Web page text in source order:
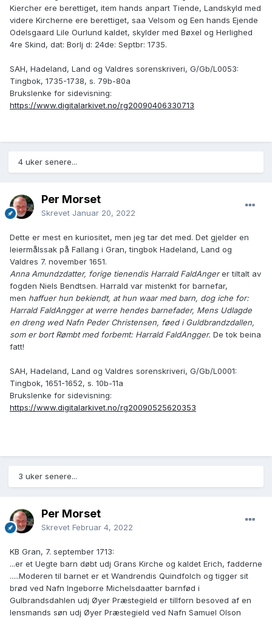
Kiercher ere berettiget, item hands anpart Tiende, Landskyld med
videre Kircherne ere berettiget, saa Velsom og Een hands Ejende
Odelsgaard Lile Ourlund kaldet, skylder med Bøxel og Herlighed
4re Skind, dat: Borlj d: 24de: Septbr: 1735.
SAH, Hadeland, Land og Valdres sorenskriveri, G/Gb/L0053:
Tingbok, 1735-1738, s. 79b-80a
Brukslenke for sidevisning:
https://www.digitalarkivet.no/rg20090406330713
4 uker senere...
Per Morset
Skrevet Januar 20, 2022
Dette er mest en kuriositet, men jeg tar det med. Det gjelder en
leiermålssak på Fallang i Gran, tingbok Hadeland, Land og
Valdres 7. november 1651.
Anna Amundzdatter, forige tienendis Harrald FaldAngerer tiltalt av
fogden Niels Bendtsen. Harrald var mistenkt for barnefar,
men haffuer hun bekiendt, at hun waar med barn, dog iche for:
Harrald FaldAngger at werre hendes barnefader, Mens Udlagde
en dreng wed Nafn Peder Christensen, føed i Guldbrandzdallen,
som er bort Rømbt med forbemt: Harrald FaldAngger. De tok beina
fatt!
SAH, Hadeland, Land og Valdres sorenskriveri, G/Gb/L0001:
Tingbok, 1651-1652, s. 10b-11a
Brukslenke for sidevisning:
https://www.digitalarkivet.no/rg20090525620353
3 uker senere...
Per Morset
Skrevet Februar 4, 2022
KB Gran, 7. september 1713:
...er et Uegte barn døbt udj Grans Kirche og kaldet Erich, fadderne
.....Moderen til barnet er et Wandrendis Quindfolch og tigger sit
brød ved Nafn Ingeborre Michelsdaatter barnfød i
Gulbrandsdahlen udj Øyer Præstegield er tillforn besoved af en
lensmands søn udj Øyer Præstegield ved Nafn Samuel Olson